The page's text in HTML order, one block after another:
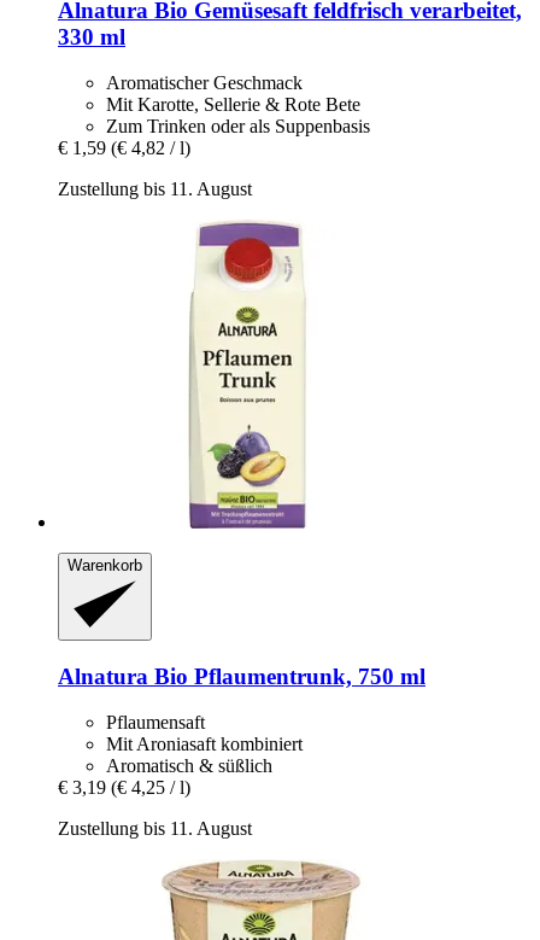
Alnatura Bio Gemüsesaft feldfrisch verarbeitet,
330 ml
Aromatischer Geschmack
Mit Karotte, Sellerie & Rote Bete
Zum Trinken oder als Suppenbasis
€ 1,59 (€ 4,82 / l)
Zustellung bis 11. August
Warenkorb
Alnatura Bio Pflaumentrunk, 750 ml
Pflaumensaft
Mit Aroniasaft kombiniert
Aromatisch & süßlich
€ 3,19 (€ 4,25 / l)
Zustellung bis 11. August